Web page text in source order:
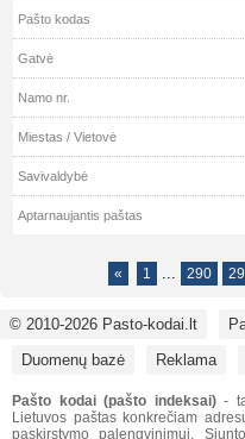
« 1 ... 290
© 2010-2026 Pasto-kodai.lt
Duomenų bazė
Reklama
Pašto kodai (pašto indeksai)-
Lietuvos paštas konkrečiam
paskirstymo palengvinimui.